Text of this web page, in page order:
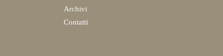
Archivi
Contatti